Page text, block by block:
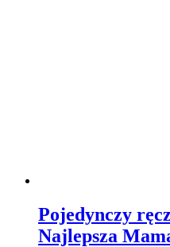
Pojedynczy
Najlepsza